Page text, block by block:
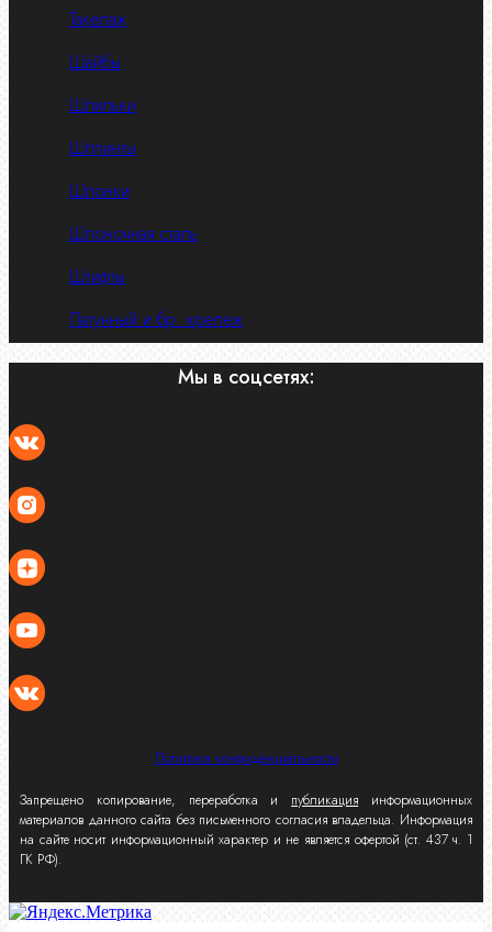
Такелаж
Шайбы
Шпильки
Шплинты
Шпонки
Шпоночная сталь
Штифты
Латунный и бр. крепеж
Мы в соцсетях:
Политика конфиденциальности
Запрещено копирование, переработка и публикация информационных
материалов данного сайта без письменного согласия владельца. Информация
на сайте носит информационный характер и не является офертой (ст. 437 ч. 1
ГК РФ).